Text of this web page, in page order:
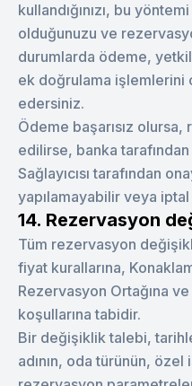
kullandığınızı, bu
olduğunuzu ve
durumlarda ödeme,
ek doğrulama işlemlerini
edersiniz.
Ödeme başarısız
edilirse, banka
Sağlayıcısı tarafından
yapılamayabilir veya
14. Rezervasyon
Tüm rezervasyon
fiyat kurallarına,
Rezervasyon Ortağına
koşullarına tabidir.
Bir değişiklik talebi,
adının, oda türünün,